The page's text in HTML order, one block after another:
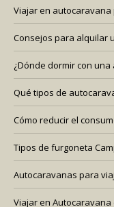
Viajar en autocaravana
Consejos para alquilar
¿Dónde dormir con
Qué tipos de
Cómo reducir el
Tipos de furgoneta
Autocaravanas para
Viajar en